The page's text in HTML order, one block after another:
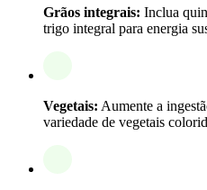
Grãos integrais: Inclua
trigo integral para energia
Vegetais: Aumente a
variedade de vegetais